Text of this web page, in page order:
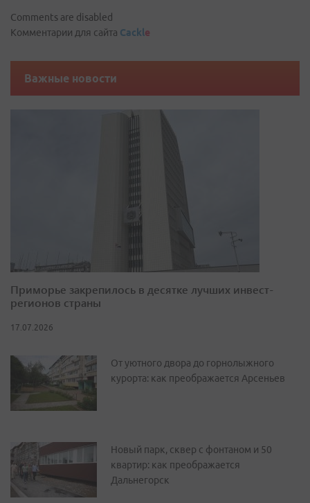
Comments are disabled
Комментарии для сайта Cackle
Важные новости
Приморье закрепилось в десятке лучших инвест-
регионов страны
17.07.2026
От уютного двора до горнолыжного
курорта: как преображается Арсеньев
Новый парк, сквер с фонтаном и 50
квартир: как преображается
Дальнегорск